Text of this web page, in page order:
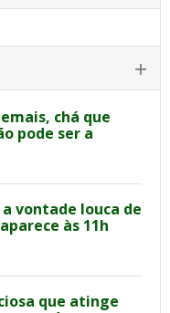
chá que
pode ser a
vontade louca de
às 11h
que atinge